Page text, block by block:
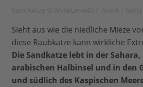
Sieht aus wie die niedliche Mieze
diese Raubkatze kann wirkliche
Die Sandkatze lebt in der
arabischen Halbinsel und in den
und südlich des Kaspischen